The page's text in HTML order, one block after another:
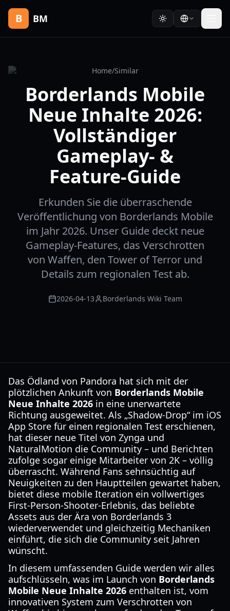
B BM
Home/Similar
Borderlands Mobile
Neue Inhalte 2026:
Vollständiger
Gameplay- &
Feature-Guide
Erkunden Sie die überraschende
Veröffentlichung von Borderlands Mobile
im Jahr 2026. Unser Guide deckt neue
Gameplay-Features, das Verschrotten
von Waffen, den Tower of Terror und
Details zum regionalen Test ab.
2026-04-13 Borderlands Wiki Team
Das Ödland von Pandora hat sich mit der
plötzlichen Ankunft von Borderlands Mobile
Neue Inhalte 2026 in eine unerwartete
Richtung ausgeweitet. Als „Shadow-Drop“ im iOS
App Store für einen regionalen Test erschienen,
hat dieser neue Titel von Zynga und
NaturalMotion die Community – und Berichten
zufolge sogar einige Mitarbeiter von 2K – völlig
überrascht. Während Fans sehnsüchtig auf
Neuigkeiten zu den Hauptteilen gewartet haben,
bietet diese mobile Iteration ein vollwertiges
First-Person-Shooter-Erlebnis, das beliebte
Assets aus der Ära von Borderlands 3
wiederverwendet und gleichzeitig Mechaniken
einführt, die sich die Community seit Jahren
wünscht.
In diesem umfassenden Guide werden wir alles
aufschlüsseln, was im Launch von Borderlands
Mobile Neue Inhalte 2026 enthalten ist, vom
innovativen System zum Verschrotten von